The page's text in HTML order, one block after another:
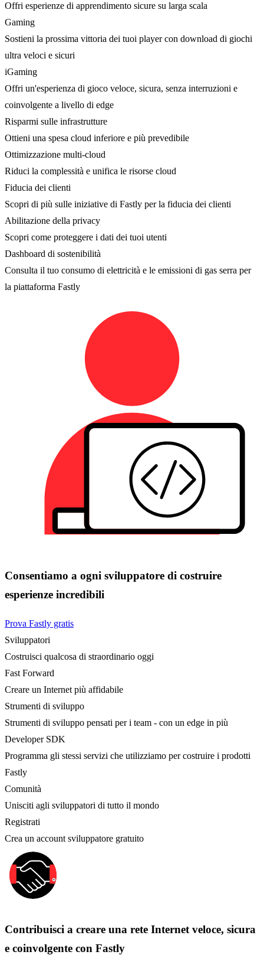
Offri esperienze di apprendimento sicure su larga scala
Gaming
Sostieni la prossima vittoria dei tuoi player con download di giochi
ultra veloci e sicuri
iGaming
Offri un'esperienza di gioco veloce, sicura, senza interruzioni e
coinvolgente a livello di edge
Risparmi sulle infrastrutture
Ottieni una spesa cloud inferiore e più prevedibile
Ottimizzazione multi-cloud
Riduci la complessità e unifica le risorse cloud
Fiducia dei clienti
Scopri di più sulle iniziative di Fastly per la fiducia dei clienti
Abilitazione della privacy
Scopri come proteggere i dati dei tuoi utenti
Dashboard di sostenibilità
Consulta il tuo consumo di elettricità e le emissioni di gas serra per
la piattaforma Fastly
Consentiamo a ogni sviluppatore di costruire
esperienze incredibili
Prova Fastly gratis
Sviluppatori
Costruisci qualcosa di straordinario oggi
Fast Forward
Creare un Internet più affidabile
Strumenti di sviluppo
Strumenti di sviluppo pensati per i team - con un edge in più
Developer SDK
Programma gli stessi servizi che utilizziamo per costruire i prodotti
Fastly
Comunità
Unisciti agli sviluppatori di tutto il mondo
Registrati
Crea un account sviluppatore gratuito
Contribuisci a creare una rete Internet veloce, sicura
e coinvolgente con Fastly